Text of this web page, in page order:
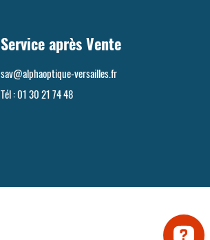
Service après Vente
sav@alphaoptique-versailles.fr
Tél :01 30 21 74 48